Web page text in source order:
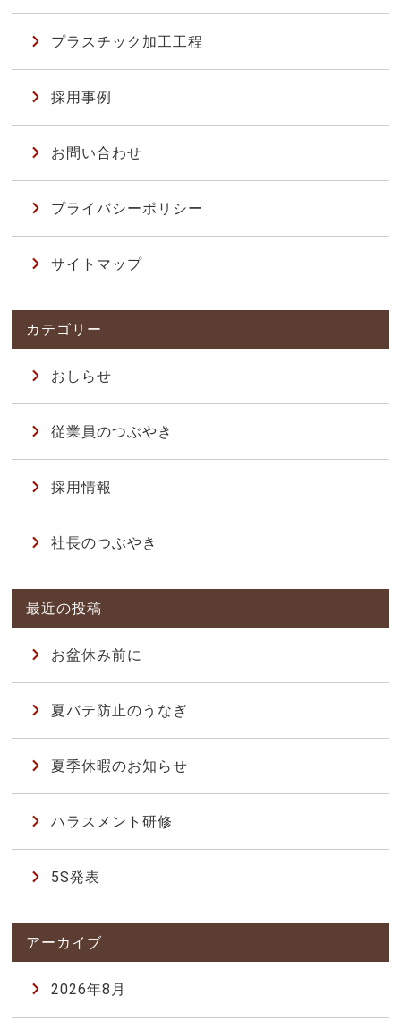
プラスチック加工工程
採用事例
お問い合わせ
プライバシーポリシー
サイトマップ
おしらせ
従業員のつぶやき
採用情報
社長のつぶやき
お盆休み前に
夏バテ防止のうなぎ
夏季休暇のお知らせ
ハラスメント研修
5S発表
2026年8月